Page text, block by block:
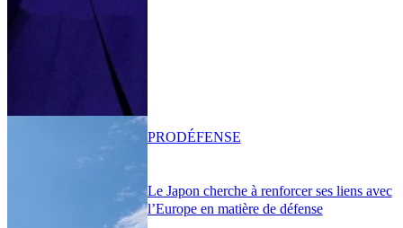
Le Japon cherche à renforcer ses liens avec
l’Europe en matière de défense
PRODÉFENSE